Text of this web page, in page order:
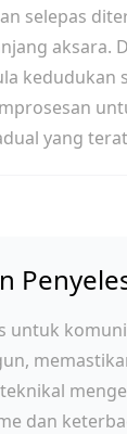
selepas
aksara.
kedudukan
yang
untuk
dan